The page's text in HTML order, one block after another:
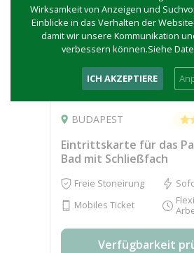
58
BUDAPEST
Eintrittskarte für das
Bad mit Schließfach
Freie Stoneirung
Mobiles Ticket
Verfügbarkeit
Wirksamkeit von Anzeigen und
Einblicke in das Verhalten der
damit wir unsere Kommunikation
verbessern können.Siehe
ICH AKZEPTIERE